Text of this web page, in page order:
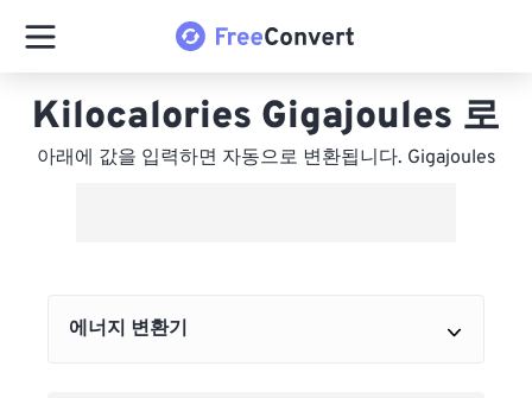
Kilocalories Gigajoules 로
아래에 값을 입력하면 자동으로 변환됩니다. Gigajoules